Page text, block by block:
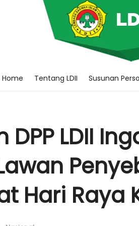
Home Tentang LDII Susunan
LDII
Hari Raya